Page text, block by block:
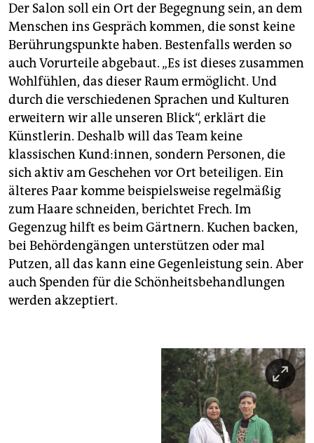
Der Salon soll ein Ort der Begegnung sein, an dem
Menschen ins Gespräch kommen, die sonst keine
Berührungspunkte haben. Bestenfalls werden so
auch Vorurteile abgebaut. „Es ist dieses zusammen
Wohlfühlen, das dieser Raum ermöglicht. Und
durch die verschiedenen Sprachen und Kulturen
erweitern wir alle unseren Blick“, erklärt die
Künstlerin. Deshalb will das Team keine
klassischen Kund:innen, sondern Personen, die
sich aktiv am Geschehen vor Ort beteiligen. Ein
älteres Paar komme beispielsweise regelmäßig
zum Haare schneiden, berichtet Frech. Im
Gegenzug hilft es beim Gärtnern. Kuchen backen,
bei Behördengängen unterstützen oder mal
Putzen, all das kann eine Gegenleistung sein. Aber
auch Spenden für die Schönheitsbehandlungen
werden akzeptiert.